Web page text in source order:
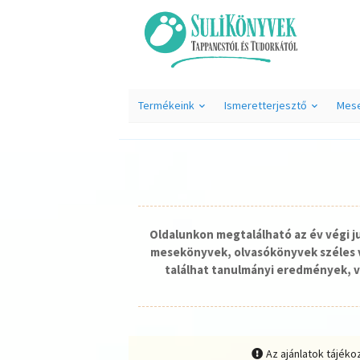
Termékeink Ismeretterjesztő
Oldalunkon megtalálható az év végi
mesekönyvek, olvasókönyvek
találhat tanulmányi eredmények,
Az ajánlatok